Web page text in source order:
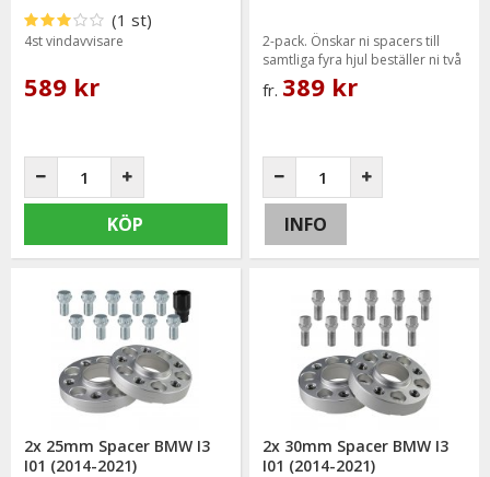
(1 st)
4st vindavvisare
589 kr
KÖP
2-pack. Önskar ni spacers till
samtliga fyra hjul beställer ni två
paket.
fr. 389 kr
INFO
2x 25mm Spacer BMW I3
I01 (2014-2021)
2x 30mm Spacer BMW I3
I01 (2014-2021)